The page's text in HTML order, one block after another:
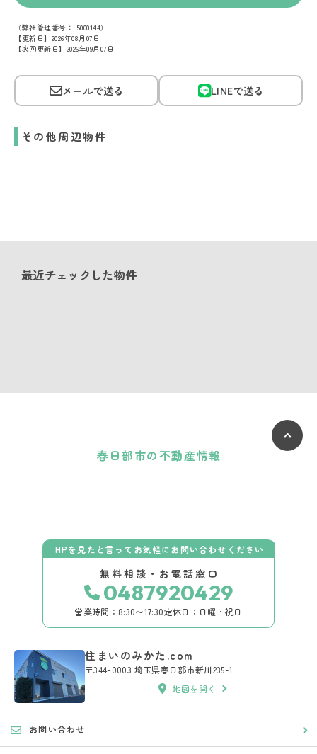
（弊社管理番号： 5000144）
【更新日】2026年08月07日
【次回更新日】2026年09月07日
メールで送る LINEで送る
その他周辺物件
最近チェックした物件
春日部市の不動産情報
HPを見たと言ってお気軽にお問い合わせください
無料相談・お電話窓口
0487920429
営業時間：8:30〜17:30定休日：日曜・祝日
住まいのみかた.com
〒344-0003 埼玉県春日部市新川235-1
地図を開く
お問い合わせ